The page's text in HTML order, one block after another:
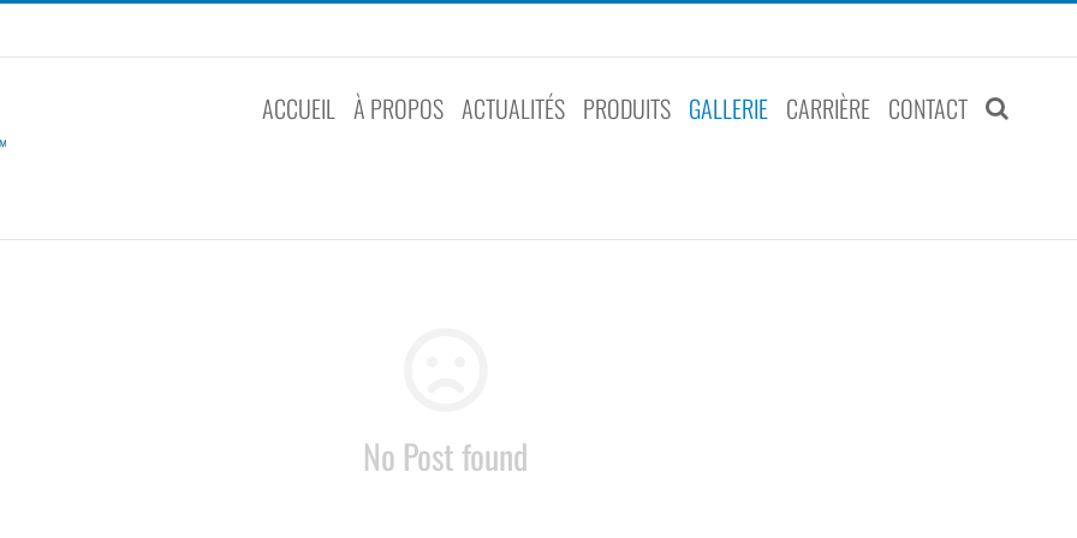
ACCUEIL À PROPOS ACTUALITÉS PRODUITS GALLERIE CARRIÈRE CONTACT
No Post found